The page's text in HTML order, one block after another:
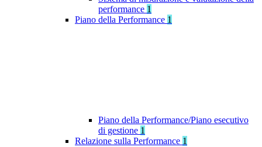
performance 1
Piano della Performance 1
Piano della Performance/Piano esecutivo
di gestione 1
Relazione sulla Performance 1